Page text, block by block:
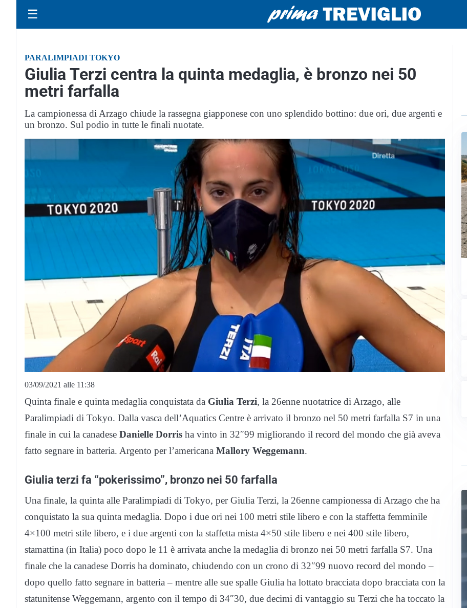
☰
PARALIMPIADI TOKYO
Giulia Terzi centra la quinta medaglia, è bronzo nei 50
metri farfalla
La campionessa di Arzago chiude la rassegna giapponese con uno splendido bottino: due ori, due argenti e
un bronzo. Sul podio in tutte le finali nuotate.
03/09/2021 alle 11:38
Quinta finale e quinta medaglia conquistata da Giulia Terzi, la 26enne nuotatrice di Arzago, alle
Paralimpiadi di Tokyo. Dalla vasca dell’Aquatics Centre è arrivato il bronzo nel 50 metri farfalla S7 in una
finale in cui la canadese Danielle Dorris ha vinto in 32″99 migliorando il record del mondo che già aveva
fatto segnare in batteria. Argento per l’americana Mallory Weggemann.
Giulia terzi fa “pokerissimo”, bronzo nei 50 farfalla
Una finale, la quinta alle Paralimpiadi di Tokyo, per Giulia Terzi, la 26enne campionessa di Arzago che ha
conquistato la sua quinta medaglia. Dopo i due ori nei 100 metri stile libero e con la staffetta femminile
4×100 metri stile libero, e i due argenti con la staffetta mista 4×50 stile libero e nei 400 stile libero,
stamattina (in Italia) poco dopo le 11 è arrivata anche la medaglia di bronzo nei 50 metri farfalla S7. Una
finale che la canadese Dorris ha dominato, chiudendo con un crono di 32″99 nuovo record del mondo –
dopo quello fatto segnare in batteria – mentre alle sue spalle Giulia ha lottato bracciata dopo bracciata con la
statunitense Weggemann, argento con il tempo di 34″30, due decimi di vantaggio su Terzi che ha toccato la